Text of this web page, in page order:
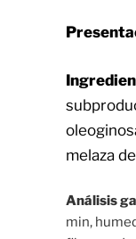
melaza
Análisis
min,